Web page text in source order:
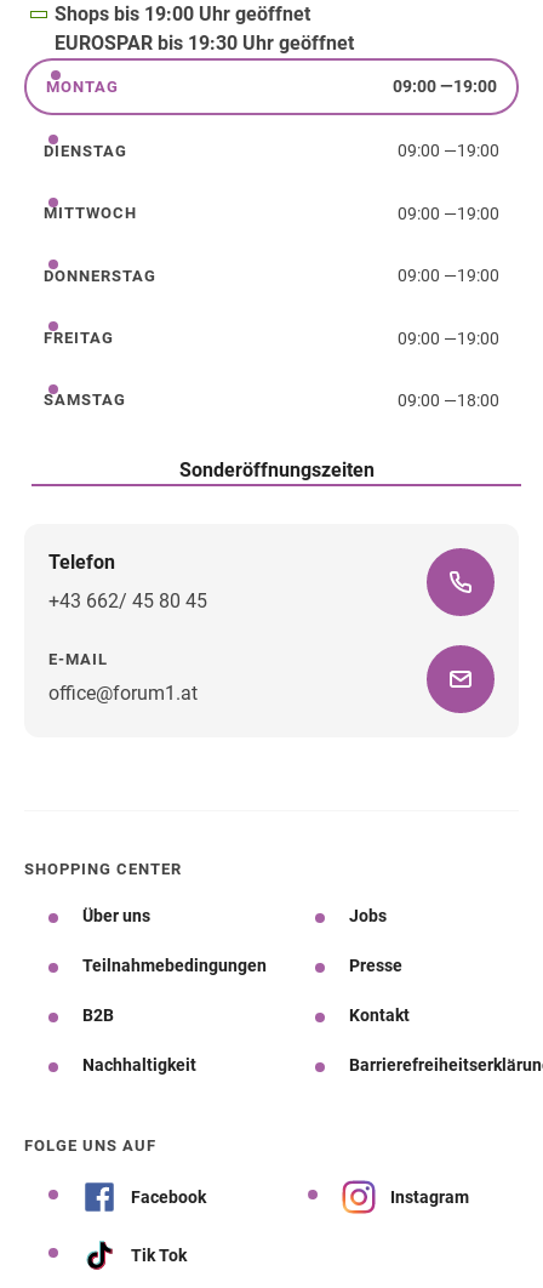
Shops bis 19:00 Uhr geöffnet
EUROSPAR bis 19:30 Uhr geöffnet
Montag
MONTAG 09:00—19:00
Dienstag
DIENSTAG 09:00 —19:00
Mittwoch
MITTWOCH 09:00 —19:00
Donnerstag
DONNERSTAG 09:00 —19:00
Freitag
FREITAG 09:00 —19:00
Samstag
SAMSTAG 09:00 —18:00
Sonderöffnungszeiten
Telefon
+43 662/ 45 80 45
E-MAIL
office@forum1.at
SHOPPING CENTER
Über uns Jobs
Teilnahmebedingungen Presse
B2B Kontakt
Nachhaltigkeit
FOLGE UNS AUF
Facebook Instagram
Tik Tok